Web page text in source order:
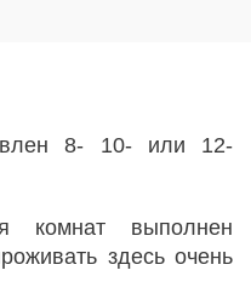
8- 10- или 12-
комнат выполнен
здесь очень